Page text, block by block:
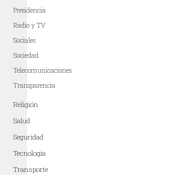
Presidencia
Radio y TV
Sociales
Sociedad
Telecomunicaciones
Transparencia
Religión
Salud
Seguridad
Tecnología
Transporte